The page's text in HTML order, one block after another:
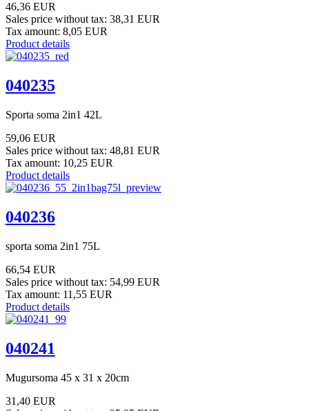
46,36 EUR
Sales price without tax: 38,31 EUR
Tax amount: 8,05 EUR
Product details
040235
Sporta soma 2in1 42L
59,06 EUR
Sales price without tax: 48,81 EUR
Tax amount: 10,25 EUR
Product details
040236
sporta soma 2in1 75L
66,54 EUR
Sales price without tax: 54,99 EUR
Tax amount: 11,55 EUR
Product details
040241
Mugursoma 45 x 31 x 20cm
31,40 EUR